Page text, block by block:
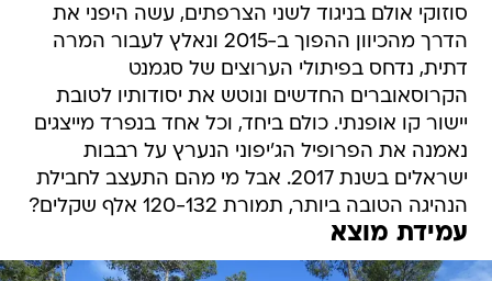
סוזוקי אולם בניגוד לשני הצרפתים, עשה היפני את
הדרך מהכיוון ההפוך ב-2015 ונאלץ לעבור המרה
דתית, נדחס בפיתולי הערוצים של סגמנט
הקרוסאוברים החדשים ונוטש את יסודותיו לטובת
יישור קו אופנתי. כולם ביחד, וכל אחד בנפרד מייצגים
נאמנה את הפרופיל הג'יפוני הנערץ על רבבות
ישראלים בשנת 2017. אבל מי מהם התעצב לחבילת
הנהיגה הטובה ביותר, תמורת 120-132 אלף שקלים?
עמידת מוצא